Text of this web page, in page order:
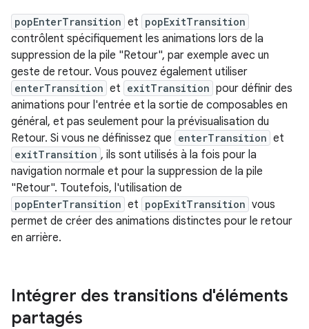
popEnterTransition et popExitTransition
contrôlent spécifiquement les animations lors de la
suppression de la pile "Retour", par exemple avec un
geste de retour. Vous pouvez également utiliser
enterTransition et exitTransition pour définir des
animations pour l'entrée et la sortie de composables en
général, et pas seulement pour la prévisualisation du
Retour. Si vous ne définissez que enterTransition et
exitTransition , ils sont utilisés à la fois pour la
navigation normale et pour la suppression de la pile
"Retour". Toutefois, l'utilisation de
popEnterTransition et popExitTransition vous
permet de créer des animations distinctes pour le retour
en arrière.
Intégrer des transitions d'éléments
partagés